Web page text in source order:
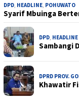
DPD, HEADLINE, POHUWATO
Syarif Mbuinga
DPD, HEADLINE
Sambangi
DPRD PROV.
Khawatir